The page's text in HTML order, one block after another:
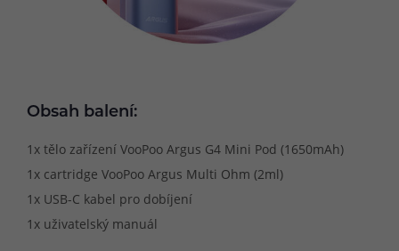
Obsah balení:
1x tělo zařízení VooPoo Argus G4 Mini Pod (1650mAh)
1x cartridge VooPoo Argus Multi Ohm (2ml)
1x USB-C kabel pro dobíjení
1x uživatelský manuál